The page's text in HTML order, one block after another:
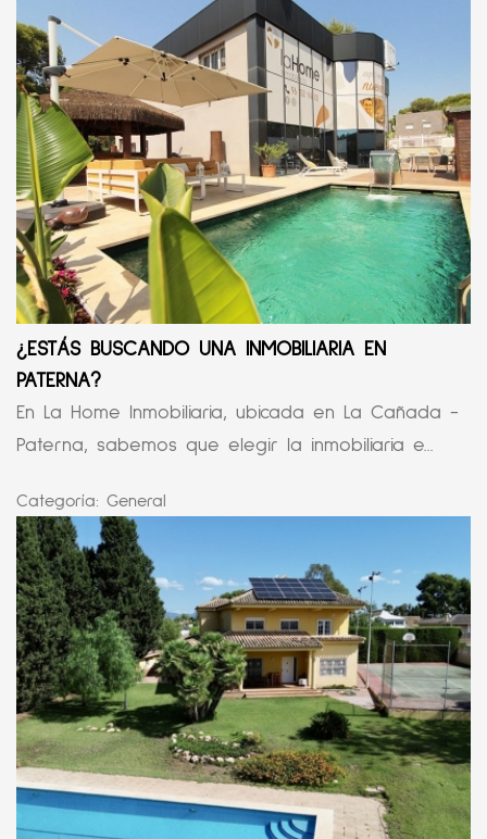
¿ESTÁS BUSCANDO UNA INMOBILIARIA EN
PATERNA?
En La Home Inmobiliaria, ubicada en La Cañada -
Paterna, sabemos que elegir la inmobiliaria e...
Categoría: General